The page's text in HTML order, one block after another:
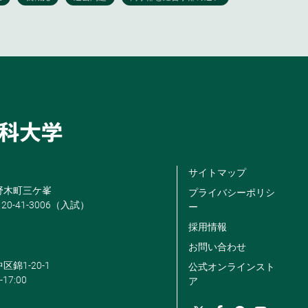
木町三ケ峯
41-3006（入試）
錦1-20-1
17:00
サイトマップ
プライバシーポリシ
ー
採用情報
お問い合わせ
公式オンラインスト
ア